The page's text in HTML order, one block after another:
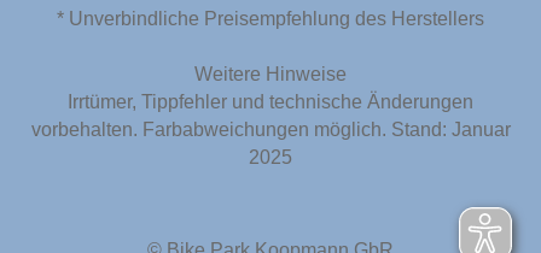
* Unverbindliche Preisempfehlung des Herstellers
Weitere Hinweise
Irrtümer, Tippfehler und technische Änderungen
vorbehalten. Farbabweichungen möglich. Stand: Januar
2025